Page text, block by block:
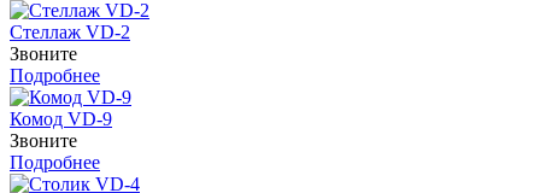
Стеллаж VD-2
Звоните
Подробнее
Комод VD-9
Звоните
Подробнее